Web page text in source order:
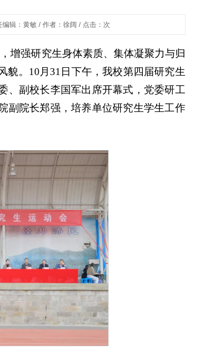
辑：黄敏 / 作者：徐阔 / 点击： 次
增强研究生身体素质、集体凝聚力与归
貌。10月31日下午，我校第四届研究生
、副校长李国军出席开幕式，党委研工
副院长郑强，培养单位研究生学生工作